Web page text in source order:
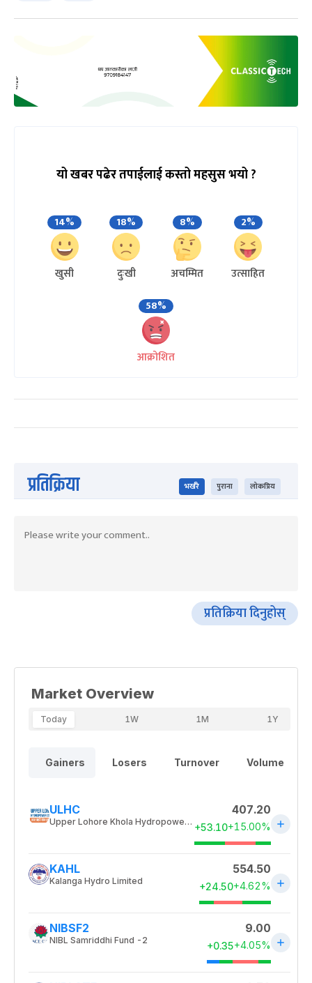
यो खबर पढेर तपाईलाई कस्तो महसुस भयो ?
14%
खुसी
18%
दुःखी
8%
अचम्मित
2%
उत्साहित
58%
आक्रोशित
प्रतिक्रिया भर्खरै पुराना लोकप्रिय
प्रतिक्रिया दिनुहोस्